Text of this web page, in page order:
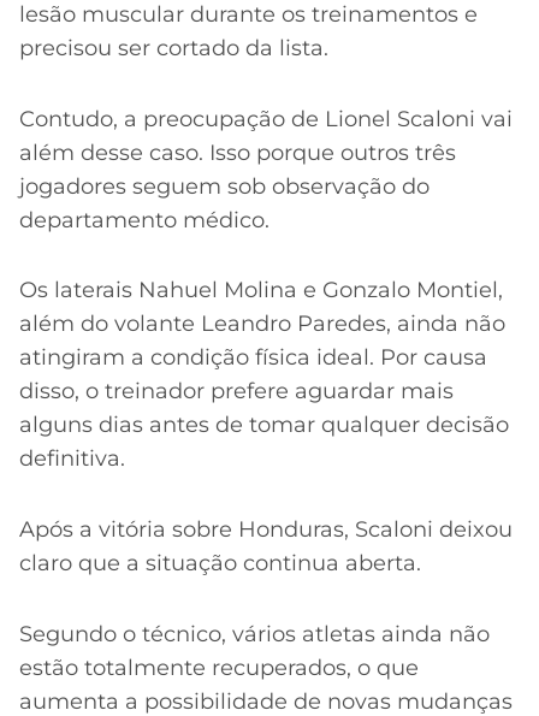
lesão muscular durante os treinamentos e
precisou ser cortado da lista.
Contudo, a preocupação de Lionel Scaloni vai
além desse caso. Isso porque outros três
jogadores seguem sob observação do
departamento médico.
Os laterais Nahuel Molina e Gonzalo Montiel,
além do volante Leandro Paredes, ainda não
atingiram a condição física ideal. Por causa
disso, o treinador prefere aguardar mais
alguns dias antes de tomar qualquer decisão
definitiva.
Após a vitória sobre Honduras, Scaloni deixou
claro que a situação continua aberta.
Segundo o técnico, vários atletas ainda não
estão totalmente recuperados, o que
aumenta a possibilidade de novas mudanças